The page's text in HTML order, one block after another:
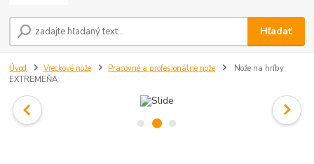
Hľadať
Úvod Vreckové nože Pracovné a profesionálne nože
Nože na hríby
EXTREMEŇA